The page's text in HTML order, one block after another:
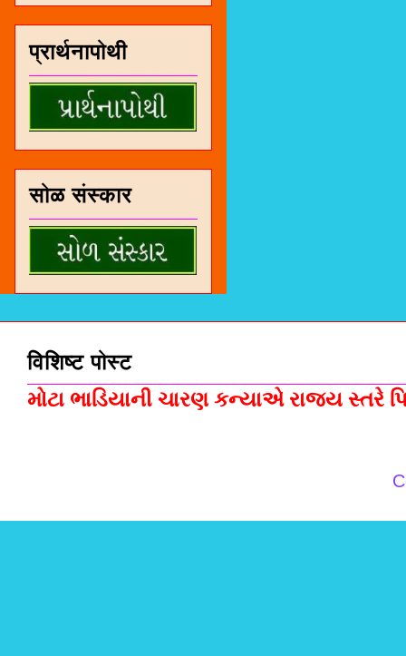
प्रार्थनापोथी
सोळ संस्कार
विशिष्ट पोस्ट
મોટા ભાડિયાની ચારણ કન્યાએ રાજ્ય સ્તરે